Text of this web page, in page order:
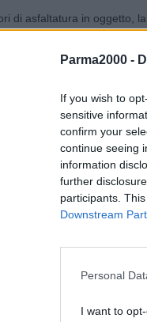
Parma2000 -
If you wish to
sensitive
confirm your
continue seeing
information
further
participants.
Downstream
Personal
I want to
di asfaltatura in oggetto,
in due tratti della
di avvallamenti e
del tappeto di
con Via Ferrari
in eccesso.
9 agosto verranno
la corsia di
in direzione sud